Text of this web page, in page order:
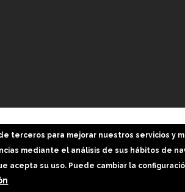
- Política Cookies
terceros para mejorar nuestros servicios y
mediante el análisis de sus hábitos de
acepta su uso. Puede cambiar la